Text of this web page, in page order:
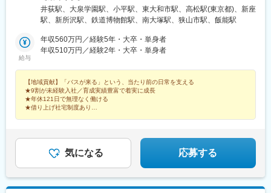
制度あり（条件あり）※マイカー通勤OK・駐車場無料！※U・Iター
ン歓迎ご希望やお住まい・要員状況を考慮し、以下の営業所へ配
上石神井営業所／練馬区石神井台6-16-1■滝山営業所／東久留米市
下里3-10-29■小平営業所／小平市小川町1-336-2■立川営業所／立
所沢営業所／所沢市下富705-1■大宮営業所／さいたま市大宮区三
橋1-983 ■川越営業所／川越市南台1-3-6■狭山営業所／狭山市柏
原391-2■飯能営業所／飯能市美杉台5-4-1※受動喫煙対策：分煙
（喫煙室設置）
井荻駅、大泉学園駅、小平駅、東大和市駅、高松駅(東京都)、新座
駅、新所沢駅、鉄道博物館駅、南大塚駅、狭山市駅、飯能駅
給与
年収560万円／経験5年・大卒・単身者
年収510万円／経験2年・大卒・単身者
【地域貢献】「バスが来る」という、当たり前の日常を支える
★9割が未経験入社／育成実績豊富で着実に成長
★年休121日で無理なく働ける
★借り上げ社宅制度あり
気になる 応募する